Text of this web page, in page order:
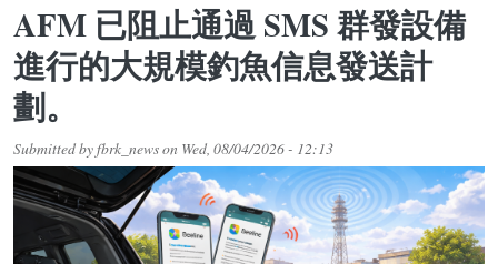
AFM 已阻止通過 SMS 群發設備
進行的大規模釣魚信息發送計
劃。
Submitted byfbrk_newson Wed, 08/04/2026 - 12:13